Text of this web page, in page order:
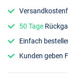
50 Tage
Einfach
Kunden geben